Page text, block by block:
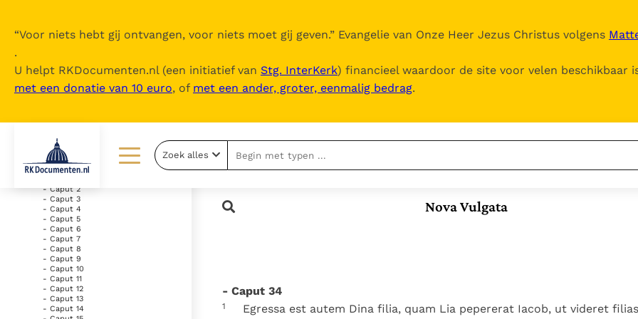
“Voor niets hebt gij ontvangen, voor niets moet gij geven.” Evangelie van Onze Heer Jezus Christus volgens
.
U helpt RKDocumenten.nl (een initiatief van Stg. InterKerk) financieel waardoor de site voor velen beschikbaar
met een donatie van 10 euro, of met een ander, groter, eenmalig bedrag.
Lezen
Documenten
Thema’s
Berichten
Over ons
Over RK Documenten
Nieuwsbrief
parel van Gods
Gods Koninkrijk
Het Vaticaan publiceert
toe
stad is zowel een gave
Zoek alles
Nova Vulgata
uitklappen
- Vetus Testamentum
- Liber Genesis
- Caput 2
- Caput 3
- Caput 4
- Caput 5
- Caput 6
- Caput 7
- Caput 8
- Caput 9
- Caput 10
- Caput 11
- Caput 12
- Caput 13
- Caput 14
- Caput 34
1 Egressa est autem Dina filia, quam Lia pepererat Iacob, ut videret